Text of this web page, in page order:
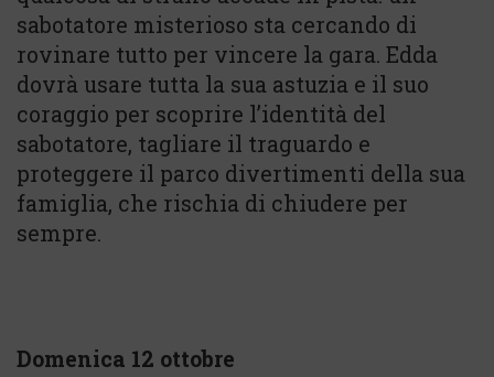
sabotatore misterioso sta cercando di
rovinare tutto per vincere la gara. Edda
dovrà usare tutta la sua astuzia e il suo
coraggio per scoprire l’identità del
sabotatore, tagliare il traguardo e
proteggere il parco divertimenti della sua
famiglia, che rischia di chiudere per
sempre.
Domenica 12 ottobre